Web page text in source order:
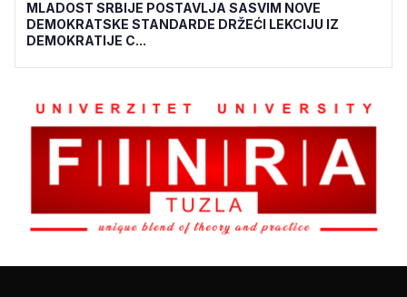
MLADOST SRBIJE POSTAVLJA SASVIM NOVE
DEMOKRATSKE STANDARDE DRŽEĆI LEKCIJU IZ
DEMOKRATIJE C...